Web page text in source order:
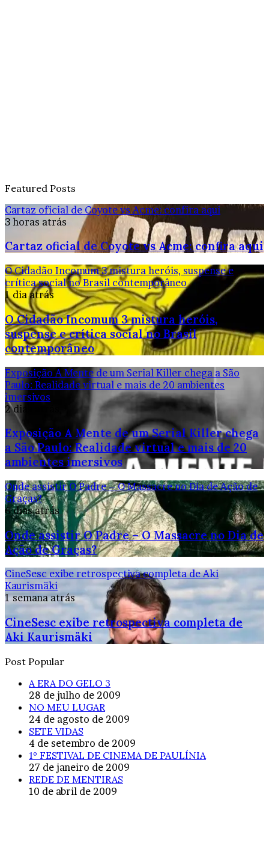
Featured Posts
Cartaz oficial de Coyote vs Acme: confira aqui
3 horas atrás
Cartaz oficial de Coyote vs Acme: confira aqui
O Cidadão Incomum 3 mistura heróis, suspense e
crítica social no Brasil contemporâneo
1 dia atrás
O Cidadão Incomum 3 mistura heróis,
suspense e crítica social no Brasil
contemporâneo
Exposição A Mente de um Serial Killer chega a São
Paulo: Realidade virtual e mais de 20 ambientes
imersivos
2 dias atrás
Exposição A Mente de um Serial Killer chega
a São Paulo: Realidade virtual e mais de 20
ambientes imersivos
Onde assistir O Padre – O Massacre no Dia de Ação de
Graças?
6 dias atrás
Onde assistir O Padre – O Massacre no Dia de
Ação de Graças?
CineSesc exibe retrospectiva completa de Aki
Kaurismäki
1 semana atrás
CineSesc exibe retrospectiva completa de
Aki Kaurismäki
Post Popular
A ERA DO GELO 3
28 de julho de 2009
NO MEU LUGAR
24 de agosto de 2009
SETE VIDAS
4 de setembro de 2009
1º FESTIVAL DE CINEMA DE PAULÍNIA
27 de janeiro de 2009
REDE DE MENTIRAS
10 de abril de 2009